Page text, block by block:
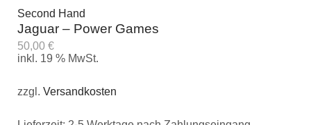
Second Hand
Jaguar – Power Games
50,00 €
inkl. 19 % MwSt.
zzgl. Versandkosten